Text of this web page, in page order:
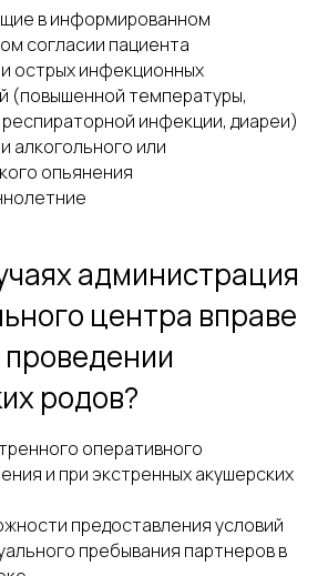
в информированном
согласии пациента
острых инфекционных
(повышенной температуры,
инфекции, диареи)
алкогольного или
опьянения
администрация
центра вправе
проведении
родов?
оперативного
и при экстренных акушерских
предоставления условий
пребывания партнеров в